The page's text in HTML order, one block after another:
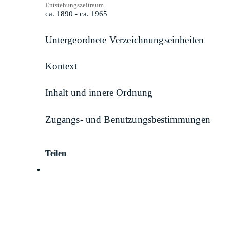
Entstehungszeitraum
ca. 1890 - ca. 1965
Untergeordnete Verzeichnungseinheiten
Kontext
Inhalt und innere Ordnung
Zugangs- und Benutzungsbestimmungen
Teilen